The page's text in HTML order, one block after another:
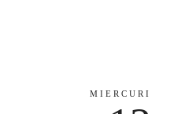
MIERCURI